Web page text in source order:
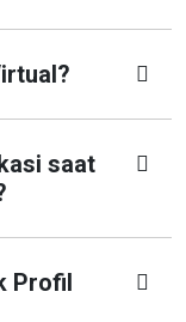
saat
Profil